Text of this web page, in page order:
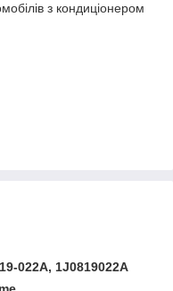
з кондиціонером
022A, 1J0819022A